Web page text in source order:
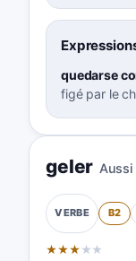
quedarse
figé par le
geler Aussi
VERBE B2
★★★ ★ ★